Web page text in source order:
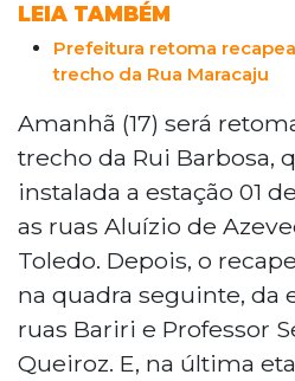
LEIA TAMBÉM
Prefeitura retoma
trecho da Rua Maracaju
Amanhã (17) será
trecho da Rui Barbosa,
instalada a estação 01
as ruas Aluízio de
Toledo. Depois, o
na quadra seguinte, da
ruas Bariri e Professor
Queiroz. E, na última